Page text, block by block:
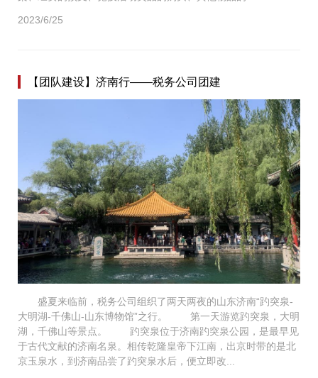
2023/6/25
【团队建设】济南行——税务公司团建
盛夏来临前，税务公司组织了两天两夜的山东济南“趵突泉-
大明湖-千佛山-山东博物馆”之行。 第一天游览趵突泉，大明
湖，千佛山等景点。 趵突泉位于济南趵突泉公园，是最早见
于古代文献的济南名泉。相传乾隆皇帝下江南，出京时带的是北
京玉泉水，到济南品尝了趵突泉水后，便立即改...